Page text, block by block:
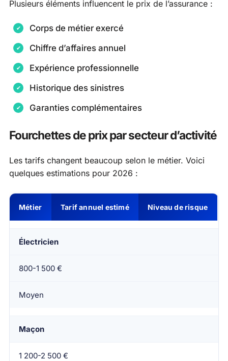
Plusieurs éléments influencent le prix de l’assurance :
Corps de métier exercé
Chiffre d’affaires annuel
Expérience professionnelle
Historique des sinistres
Garanties complémentaires
Fourchettes de prix par secteur d’activité
Les tarifs changent beaucoup selon le métier. Voici
quelques estimations pour 2026 :
Métier Tarif annuel estimé Niveau de risque
Électricien
800-1 500 €
Moyen
Maçon
1 200-2 500 €